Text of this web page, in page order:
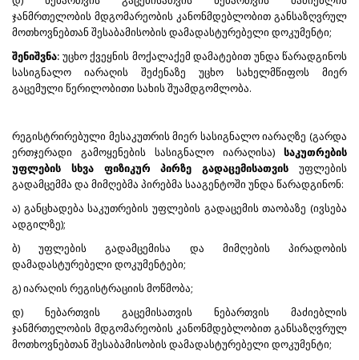
ჯანმრთელობის მდგომარეობის კანონმდებლობით განსაზღვრულ
მოთხოვნებთან შესაბამისობის დამადასტურებელი დოკუმენტი;
შენიშვნა: უცხო ქვეყნის მოქალაქემ დამატებით უნდა წარადგინოს
სასიგნალო იარაღის შეძენაზე უცხო სახელმწიფოს მიერ
გაცემული წერილობითი სახის შუამდგომლობა.
რეგისტრირებული მესაკუთრის მიერ სასიგნალო იარაღზე (გარდა
ერთჯერადი გამოყენების სასიგნალო იარაღისა) საკუთრების
უფლების სხვა ფიზიკურ პირზე გადაცემისათვის უფლების
გადამცემმა და მიმღებმა პირებმა სააგენტოში უნდა წარადგინონ:
ა) განცხადება საკუთრების უფლების გადაცემის თაობაზე (ივსება
ადგილზე);
ბ) უფლების გადამცემისა და მიმღების პირადობის
დამადასტურებელი დოკუმენტები;
გ) იარაღის რეგისტრაციის მოწმობა;
დ) ნებართვის გაცემისათვის ნებართვის მაძიებლის
ჯანმრთელობის მდგომარეობის კანონმდებლობით განსაზღვრულ
მოთხოვნებთან შესაბამისობის დამადასტურებელი დოკუმენტი;